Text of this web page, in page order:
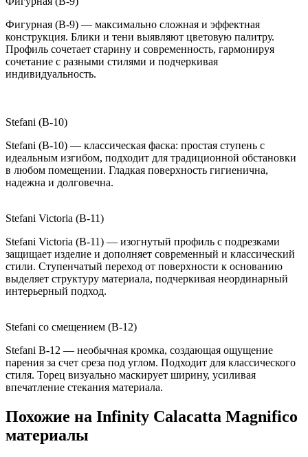
Фигурная (B-9) — максимально сложная и эффектная
конструкция. Блики и тени выявляют цветовую палитру.
Профиль сочетает старину и современность, гармонируя
сочетание с разными стилями и подчеркивая
индивидуальность.
Stefani (B-10)
Stefani (B-10) — классическая фаска: простая ступень с
идеальным изгибом, подходит для традиционной обстановки
в любом помещении. Гладкая поверхность гигиенична,
надежна и долговечна.
Stefani Victoria (B-11)
Stefani Victoria (B-11) — изогнутый профиль с подрезками
защищает изделие и дополняет современный и классический
стили. Ступенчатый переход от поверхности к основанию
выделяет структуру материала, подчеркивая неординарный
интерьерный подход.
Stefani со смещением (B-12)
Stefani B-12 — необычная кромка, создающая ощущение
парения за счет среза под углом. Подходит для классического
стиля. Торец визуально маскирует ширину, усиливая
впечатление стекания материала.
Похожие на Infinity Calacatta Magnifico
материалы